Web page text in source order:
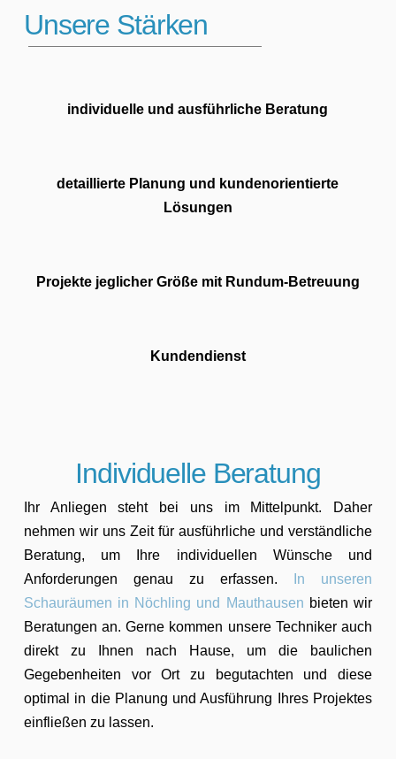
Unsere Stärken
individuelle und ausführliche Beratung
detaillierte Planung und kundenorientierte
Lösungen
Projekte jeglicher Größe mit Rundum-Betreuung
Kundendienst
Individuelle Beratung
Ihr Anliegen steht bei uns im Mittelpunkt. Daher
nehmen wir uns Zeit für ausführliche und verständliche
Beratung, um Ihre individuellen Wünsche und
Anforderungen genau zu erfassen.
In unseren
Schauräumen in Nöchling und Mauthausen bieten wir
Beratungen an. Gerne kommen unsere Techniker auch
direkt zu Ihnen nach Hause, um die baulichen
Gegebenheiten vor Ort zu begutachten und diese
optimal in die Planung und Ausführung Ihres Projektes
einfließen zu lassen.